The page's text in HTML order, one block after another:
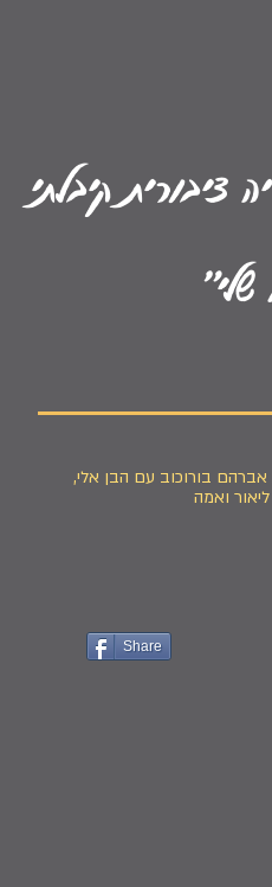
קיבלתי
אברהם בורוכוב עם הבן אלי,
ואמה
Share